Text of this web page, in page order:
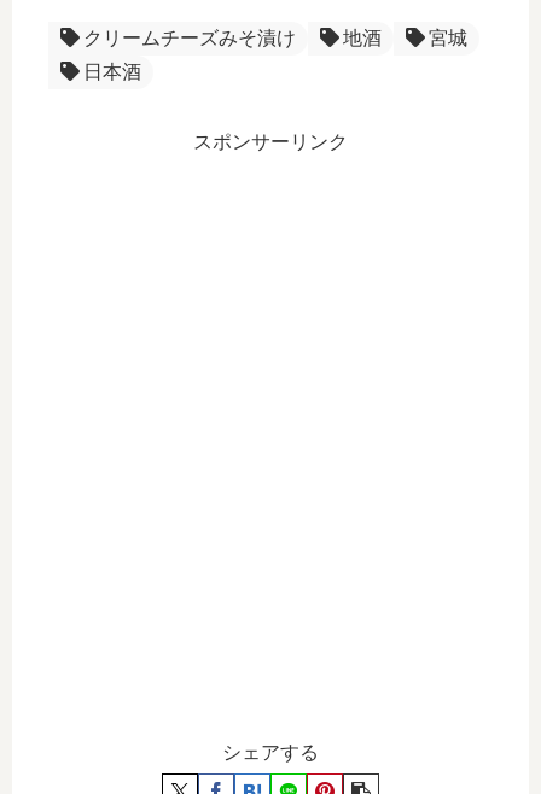
クリームチーズみそ漬け 地酒
宮城
日本酒
スポンサーリンク
シェアする